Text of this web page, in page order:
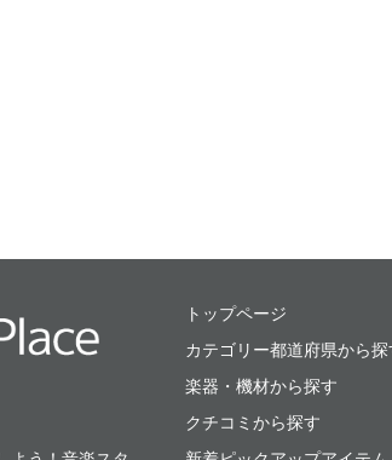
ミュージックプレイス
トップページ
カテゴリー都道府県から探
楽器・機材から探す
クチコミから探す